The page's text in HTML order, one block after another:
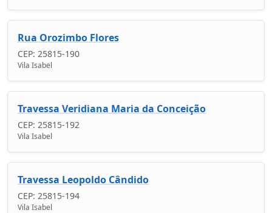
Rua Orozimbo Flores
CEP: 25815-190
Vila Isabel
Travessa Veridiana Maria da Conceição
CEP: 25815-192
Vila Isabel
Travessa Leopoldo Cândido
CEP: 25815-194
Vila Isabel